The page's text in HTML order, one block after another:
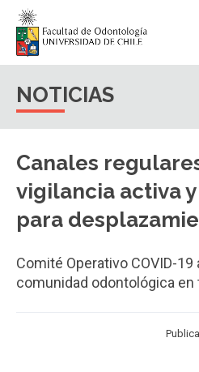
CLÍNICA
NOTICIAS
Canales
vigilancia activa
para
Comité Operativo COVID-
comunidad odontológica